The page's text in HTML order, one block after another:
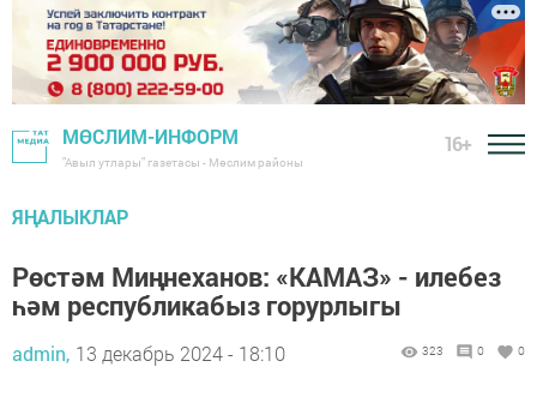
МӨСЛИМ-ИНФОРМ
"Авыл утлары" газетасы - Мөслим районы
16+
ЯҢАЛЫКЛАР
Рөстәм Миңнеханов: «КАМАЗ» - илебез
һәм республикабыз горурлыгы
admin, 13 декабрь 2024 - 18:10 323 0 0